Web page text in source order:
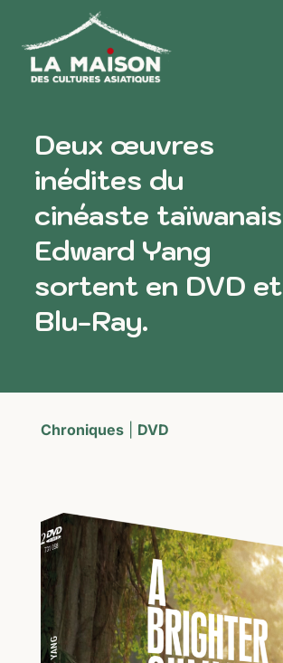
Deux œuvres
inédites du
cinéaste taïwanais
Edward Yang
sortent en DVD et
Blu-Ray.
Chroniques| DVD